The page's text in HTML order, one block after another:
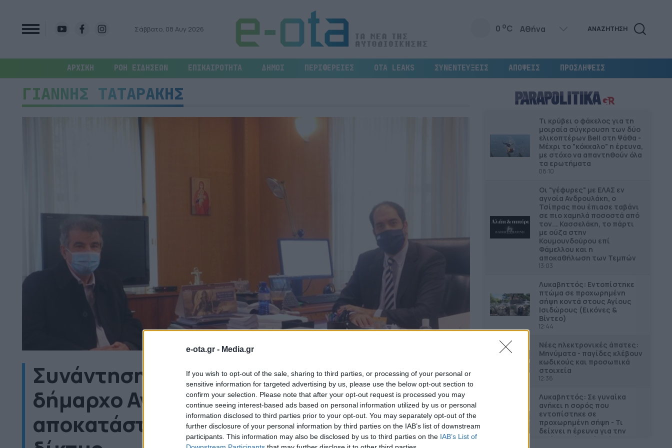
e-ota.gr - Media.gr
If you wish to opt-out of the sale, sharing to third parties, or processing of your personal or
sensitive information for targeted advertising by us, please use the below opt-out section to
confirm your selection. Please note that after your opt-out request is processed you may
continue seeing interest-based ads based on personal information utilized by us or personal
information disclosed to third parties prior to your opt-out. You may separately opt-out of the
further disclosure of your personal information by third parties on the IAB’s list of downstream
participants. This information may also be disclosed by us to third parties on the IAB’s List of
Σάββατο, 08 Αυγ 2026 0 oC ΑΝΑΖΗΤΗΣΗ
ΑΡΧΙΚΗ ΡΟΗ ΕΙΔΗΣΕΩΝ ΕΠΙΚΑΙΡΟΤΗΤΑ ΔΗΜΟΙ ΠΕΡΙΦΕΡΕΙΕΣ OTA LEAKS ΣΥΝΕΝΤΕΥΞΕΙΣ ΑΠΟΨΕΙΣ ΠΡΟΣΛΗΨΕΙΣ
ΓΙΑΝΝΗΣ ΤΑΤΑΡΑΚΗΣ
Συνάντηση Κεφαλογιάννη με τον
δήμαρχο Αγίου Βασιλείου για την
αποκατάσταση ζημιών στο οδικό
Τι κρύβει ο φάκελος για τη
μοιραία σύγκρουση των δύο
ελικοπτέρων Bell στη Ψάθα -
Μέχρι το "κόκκαλο" η έρευνα,
με στόχο να απαντηθούν όλα
τα ερωτήματα
08:10
Οι "γέφυρες" µε ΕΛΑΣ εν
αγνοία Ανδρουλάκη, ο
Τσίπρας που έπιασε ταβάνι
σε πιο χαμηλά ποσοστά από
τον... Κασσελάκη, το πάρτι
με ούζα στην
Κουμουνδούρου επί
Φάμελλου και η
αποκαθήλωση των Τεμπών
13:03
Λυκαβηττός: Εντοπίστηκε
πτώμα σε προχωρημένη
σήψη κοντά στους Αγίους
Ισιδώρους (Εικόνες &
Βίντεο)
12:44
Νέες ηλεκτρονικές άπατες:
Μηνύματα - παγίδες κλέβουν
κωδικούς και προσωπικά
στοιχεία
12:36
Λυκαβηττός: Σε γυναίκα
ανήκει η σορός που
εντοπίστηκε σε
προχωρημένη σήψη - Τι
δείχνει η έρευνα για την
αιτία θανάτου (Εικόνες &